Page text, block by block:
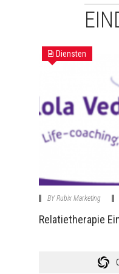
Diensten
BYRubix Marketing
Relatietherapie